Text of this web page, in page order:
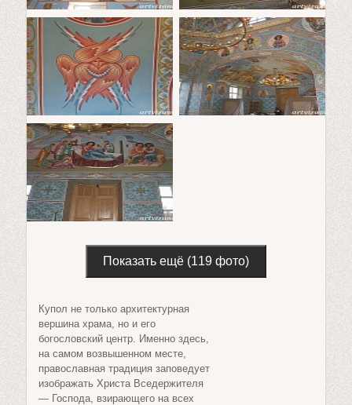
Показать ещё (119 фото)
Купол не только архитектурная
вершина храма, но и его
богословский центр. Именно здесь,
на самом возвышенном месте,
православная традиция заповедует
изображать Христа Вседержителя
— Господа, взирающего на всех